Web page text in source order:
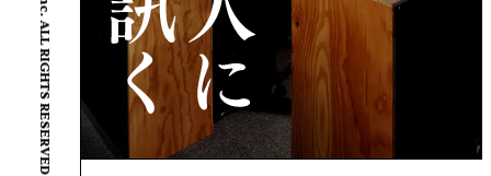
© ENJIN Inc. ALL RIGHTS RESERVED.